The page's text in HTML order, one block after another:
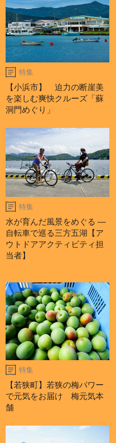
特集
【小浜市】 迫力の断崖美
を楽しむ爽快クルーズ「蘇
洞門めぐり」
特集
水が育んだ風景をめぐる ―
自転車で巡る三方五湖【ア
ウトドアアクティビティ担
当者】
特集
【若狭町】若狭の梅パワー
で元気をお届け 梅元気本
舗